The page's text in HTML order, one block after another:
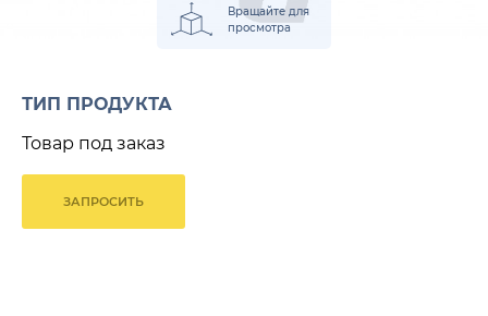
ТИП ПРОДУКТА
Товар под заказ
ЗАПРОСИТЬ
Вращайте для
просмотра